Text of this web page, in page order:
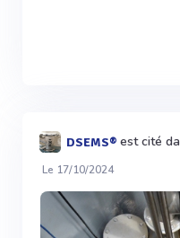
DSEMS® est cité
Le 17/10/2024